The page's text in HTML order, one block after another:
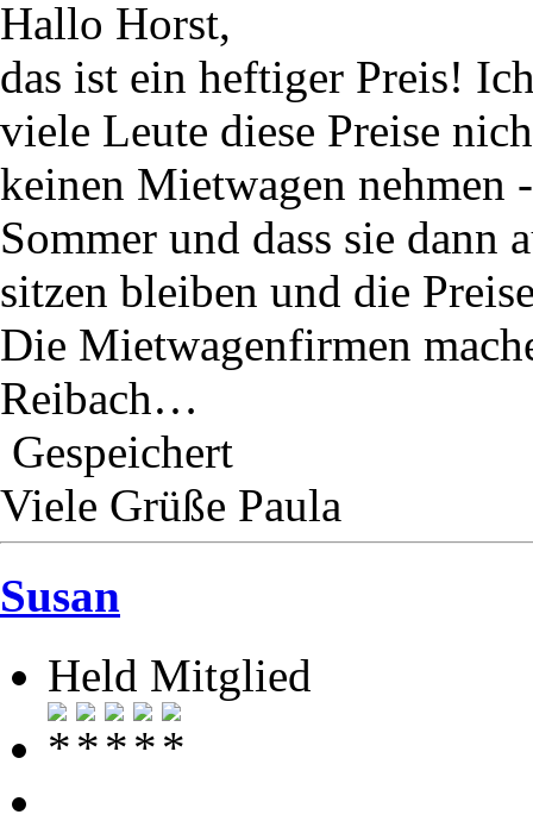
Hallo Horst,
das ist ein heftiger Preis!
viele Leute diese Preise
keinen Mietwagen nehmen
Sommer und dass sie dann
sitzen bleiben und die
Die Mietwagenfirmen
Reibach…
Gespeichert
Viele Grüße Paula
Susan
Held Mitglied